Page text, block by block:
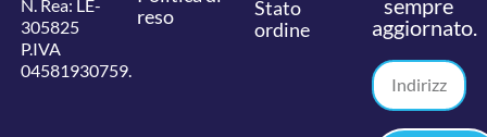
N. Rea: LE-
305825
P.IVA
04581930759.
reso
Stato
ordine
aggiornato.